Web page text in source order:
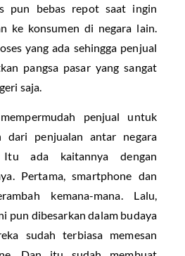
pun bebas repot saat ingin
ke konsumen di negara lain.
yang ada sehingga penjual
pangsa pasar yang sangat
saja.
penjual untuk
dari penjualan antar negara
Itu ada kaitannya dengan
Pertama, smartphone dan
kemana-mana. Lalu,
pun dibesarkan dalam budaya
sudah terbiasa memesan